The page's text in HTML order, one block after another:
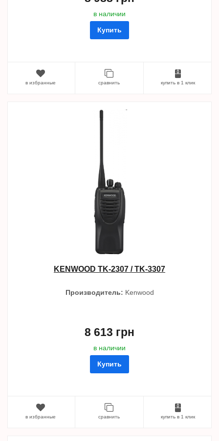
в наличии
Купить
в избранные сравнить купить в 1 клик
KENWOOD TK-2307 / TK-3307
Производитель: Kenwood
8 613 грн
в наличии
Купить
в избранные сравнить купить в 1 клик